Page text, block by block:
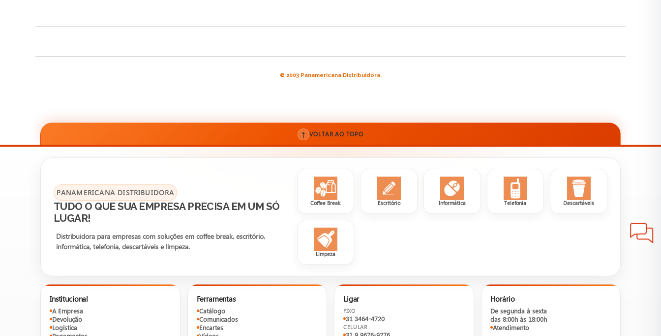
© 2003 Panamericana Distribuidora.
↑ VOLTAR AO TOPO
PANAMERICANA DISTRIBUIDORA
TUDO O QUE SUA EMPRESA PRECISA EM UM SÓ
LUGAR!
Distribuidora para empresas com soluções em coffee break, escritório,
informática, telefonia, descartáveis e limpeza.
Coffee Break Escritório Informática Telefonia Descartáveis
Limpeza
Institucional
A Empresa
Devolução
Logística
Ferramentas
Catálogo
Comunicados
Encartes
Ligar
FIXO
31 3464-4720
CELULAR
Horário
De segunda à sexta
das 8:00h às 18:00h
Atendimento